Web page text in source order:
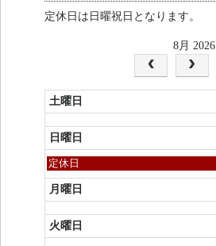
定休日は日曜祝日となります。
8月 2026
土曜日
日曜日
日
曜
日,
8
月
2nd
2026
定休日
月曜日
火曜日